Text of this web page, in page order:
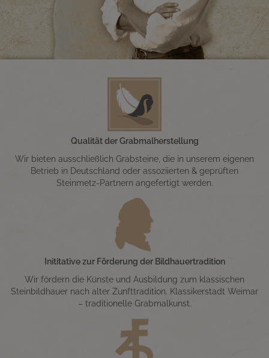
Qualität der Grabmalherstellung
Wir bieten ausschließlich Grabsteine, die in unserem eigenen
Betrieb in Deutschland oder assoziierten & geprüften
Steinmetz-Partnern angefertigt werden.
Inititative zur Förderung der Bildhauertradition
Wir fördern die Künste und Ausbildung zum klassischen
Steinbildhauer nach alter Zunfttradition. Klassikerstadt Weimar
– traditionelle Grabmalkunst.